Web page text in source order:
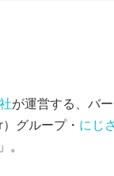
が運営する、バ
グループ・ にじ
」。